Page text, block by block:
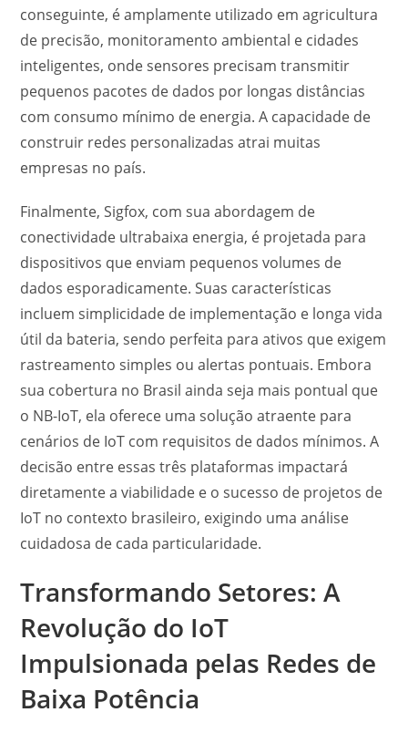
conseguinte, é amplamente utilizado em agricultura
de precisão, monitoramento ambiental e cidades
inteligentes, onde sensores precisam transmitir
pequenos pacotes de dados por longas distâncias
com consumo mínimo de energia. A capacidade de
construir redes personalizadas atrai muitas
empresas no país.
Finalmente, Sigfox, com sua abordagem de
conectividade ultrabaixa energia, é projetada para
dispositivos que enviam pequenos volumes de
dados esporadicamente. Suas características
incluem simplicidade de implementação e longa vida
útil da bateria, sendo perfeita para ativos que exigem
rastreamento simples ou alertas pontuais. Embora
sua cobertura no Brasil ainda seja mais pontual que
o NB-IoT, ela oferece uma solução atraente para
cenários de IoT com requisitos de dados mínimos. A
decisão entre essas três plataformas impactará
diretamente a viabilidade e o sucesso de projetos de
IoT no contexto brasileiro, exigindo uma análise
cuidadosa de cada particularidade.
Transformando Setores: A
Revolução do IoT
Impulsionada pelas Redes de
Baixa Potência